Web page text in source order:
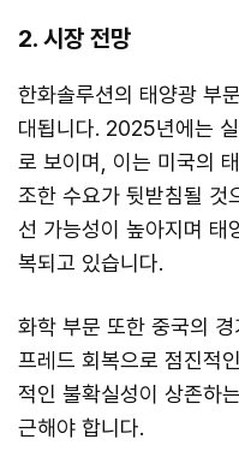
2. 시장 전망
한화솔루션의 태양광 부
대됩니다. 2025년에는
로 보이며, 이는 미국의
조한 수요가 뒷받침될 것
선 가능성이 높아지며 태
복되고 있습니다.
화학 부문 또한 중국의
프레드 회복으로 점진적
적인 불확실성이 상존하
근해야 합니다.